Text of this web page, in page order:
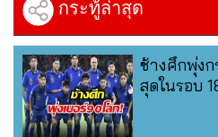
กระทู้ล่าสุด
ช้างศึกพุ่งก
สุดในรอบ